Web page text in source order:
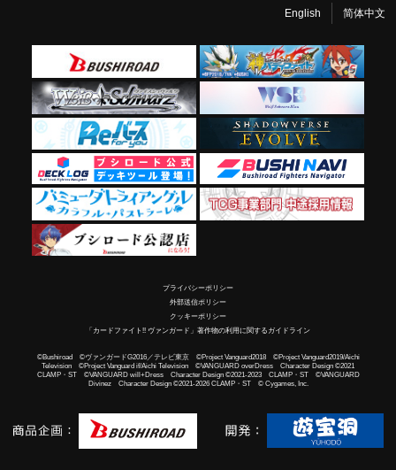
English 简体中文
プライバシーポリシー
外部送信ポリシー
クッキーポリシー
「カードファイト!! ヴァンガード」著作物の利用に関するガイドライン
©Bushiroad ©ヴァンガードG2016／テレビ東京 ©Project Vanguard2018 ©Project Vanguard2019/Aichi
Television ©Project Vanguard if/Aichi Television ©VANGUARD overDress Character Design ©2021
CLAMP・ST ©VANGUARD will+Dress Character Design ©2021-2023 CLAMP・ST ©VANGUARD
Divinez Character Design ©2021-2026 CLAMP・ST © Cygames, Inc.